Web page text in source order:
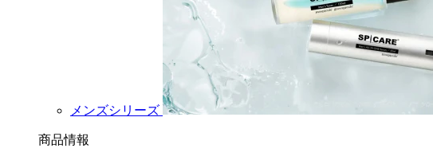
メンズシリーズ
商品情報